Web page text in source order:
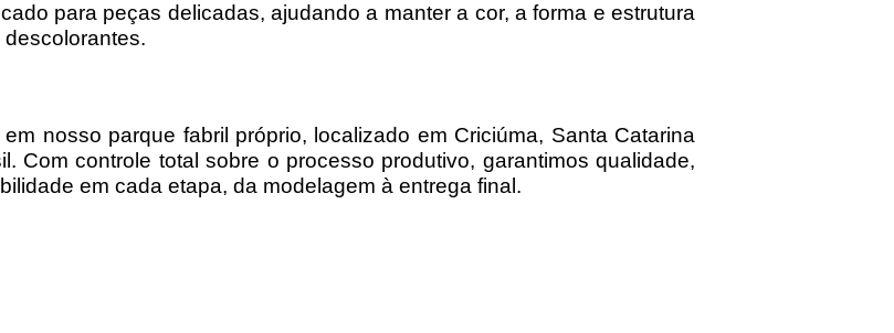
para peças delicadas, ajudando a manter a cor, a forma e estrutura
nosso parque fabril próprio, localizado em Criciúma, Santa Catarina
Com controle total sobre o processo produtivo, garantimos qualidade,
em cada etapa, da modelagem à entrega final.